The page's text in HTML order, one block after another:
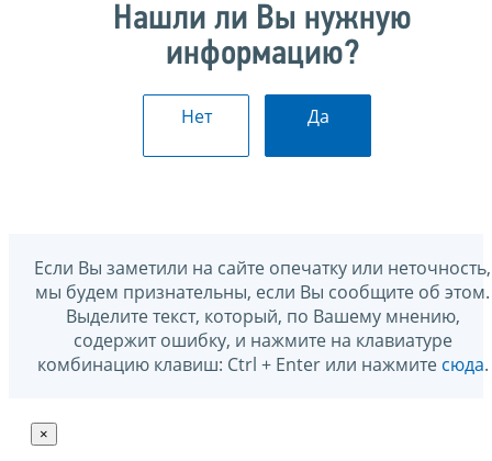
Нашли ли Вы нужную
информацию?
Нет Да
Если Вы заметили на сайте опечатку или неточность,
мы будем признательны, если Вы сообщите об этом.
Выделите текст, который, по Вашему мнению,
содержит ошибку, и нажмите на клавиатуре
комбинацию клавиш: Ctrl + Enter или нажмите сюда.
×